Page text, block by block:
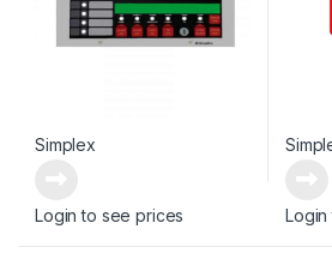
Simplex
Login to see prices